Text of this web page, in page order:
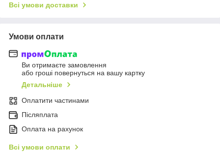
Всі умови доставки
Умови оплати
Ви отримаєте замовлення
або гроші повернуться на вашу картку
Детальніше
Оплатити частинами
Післяплата
Оплата на рахунок
Всі умови оплати